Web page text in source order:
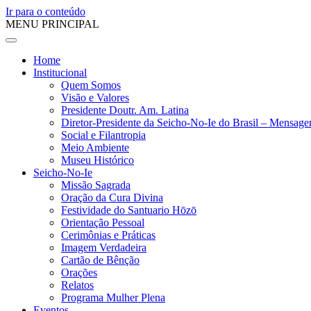
Ir para o conteúdo
MENU PRINCIPAL
Home
Institucional
Quem Somos
Visão e Valores
Presidente Doutr. Am. Latina
Diretor-Presidente da Seicho-No-Ie do Brasil –
Social e Filantropia
Meio Ambiente
Museu Histórico
Seicho-No-Ie
Missão Sagrada
Oração da Cura Divina
Festividade do Santuario Hōzō
Orientação Pessoal
Cerimônias e Práticas
Imagem Verdadeira
Cartão de Bênção
Orações
Relatos
Programa Mulher Plena